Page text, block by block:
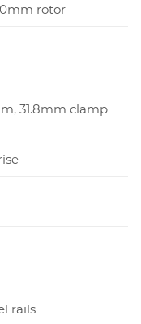
rotor
31.8mm clamp
rails